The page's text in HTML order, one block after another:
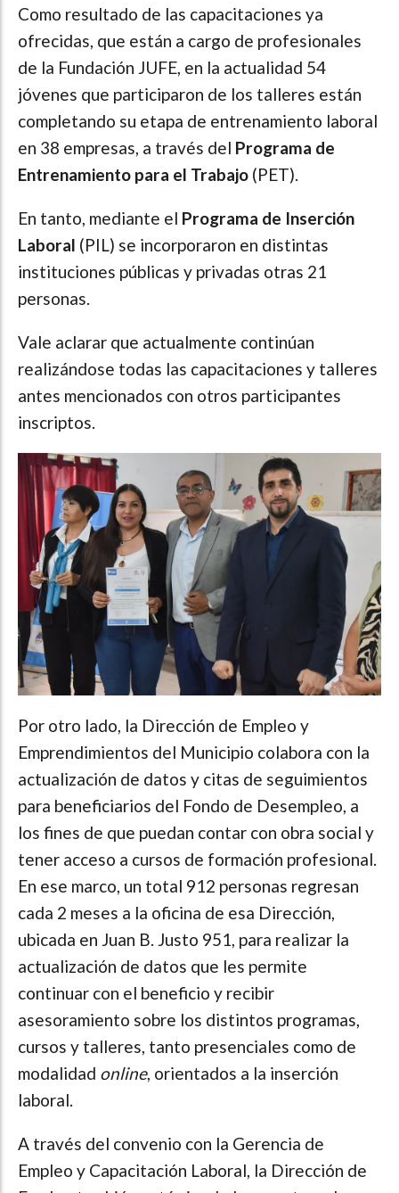
Como resultado de las capacitaciones ya
ofrecidas, que están a cargo de profesionales
de la Fundación JUFE, en la actualidad 54
jóvenes que participaron de los talleres están
completando su etapa de entrenamiento laboral
en 38 empresas, a través del Programa de
Entrenamiento para el Trabajo (PET).
En tanto, mediante el Programa de Inserción
Laboral (PIL) se incorporaron en distintas
instituciones públicas y privadas otras 21
personas.
Vale aclarar que actualmente continúan
realizándose todas las capacitaciones y talleres
antes mencionados con otros participantes
inscriptos.
Por otro lado, la Dirección de Empleo y
Emprendimientos del Municipio colabora con la
actualización de datos y citas de seguimientos
para beneficiarios del Fondo de Desempleo, a
los fines de que puedan contar con obra social y
tener acceso a cursos de formación profesional.
En ese marco, un total 912 personas regresan
cada 2 meses a la oficina de esa Dirección,
ubicada en Juan B. Justo 951, para realizar la
actualización de datos que les permite
continuar con el beneficio y recibir
asesoramiento sobre los distintos programas,
cursos y talleres, tanto presenciales como de
modalidad online, orientados a la inserción
laboral.
A través del convenio con la Gerencia de
Empleo y Capacitación Laboral, la Dirección de